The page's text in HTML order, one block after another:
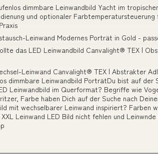
dimmbare Leinwandbild Yacht im
und optionaler
Leinwand Modernes Porträt in Gold -
das LED Leinwandbild Canvalight® TEX |
Leinwand Canvalight® TEX | Abstrakter
dimmbare Leinwandbild PorträtDu bist auf der
Leinwandbild im Querformat? Begriffe wie
Farbe haben Dich auf der Suche nach
mit wechselbarer Leinwand inspiriert? Farben
Leinwand LED Bild nicht fehlen und